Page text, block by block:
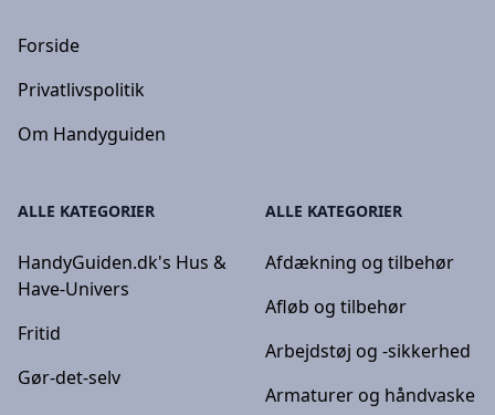
Forside
Privatlivspolitik
Om Handyguiden
ALLE KATEGORIER
HandyGuiden.dk's Hus &
Have-Univers
Fritid
Gør-det-selv
ALLE KATEGORIER
Afdækning og tilbehør
Afløb og tilbehør
Arbejdstøj og -sikkerhed
Armaturer og håndvaske